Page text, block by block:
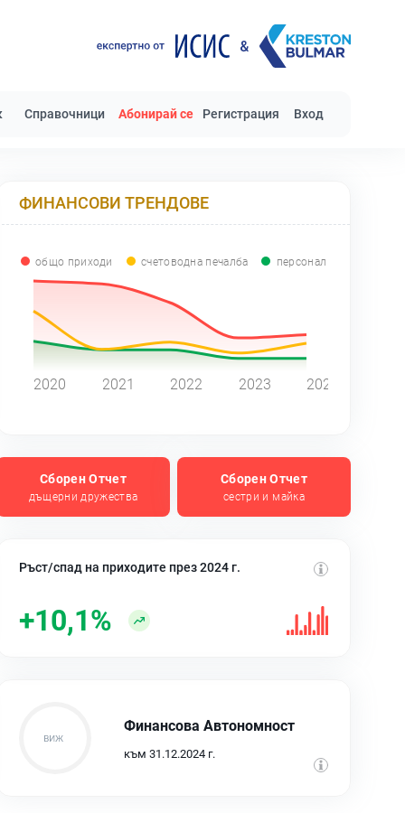
Справочници Абонирай се Регистрация Вход
ФИНАНСОВИ ТРЕНДОВЕ
общо приходи счетоводна печалба персонал
2020 2021 2022 2023 2024
Сборен Отчет
дъщерни дружества
Сборен Отчет
сестри и майка
Ръст/спад на приходите през 2024 г.
+10,1%
Финансова Автономност
към 31.12.2024 г.